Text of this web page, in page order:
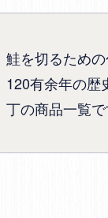
鮭を切るため
120有余年の歴
丁の商品一覧で